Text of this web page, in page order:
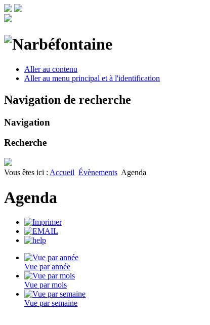
Aller au contenu
Aller au menu principal et à l'identification
Navigation de recherche
Navigation
Recherche
Vous êtes ici : Accueil Évènements Agenda
Agenda
Vue par année
Vue par mois
Vue par semaine